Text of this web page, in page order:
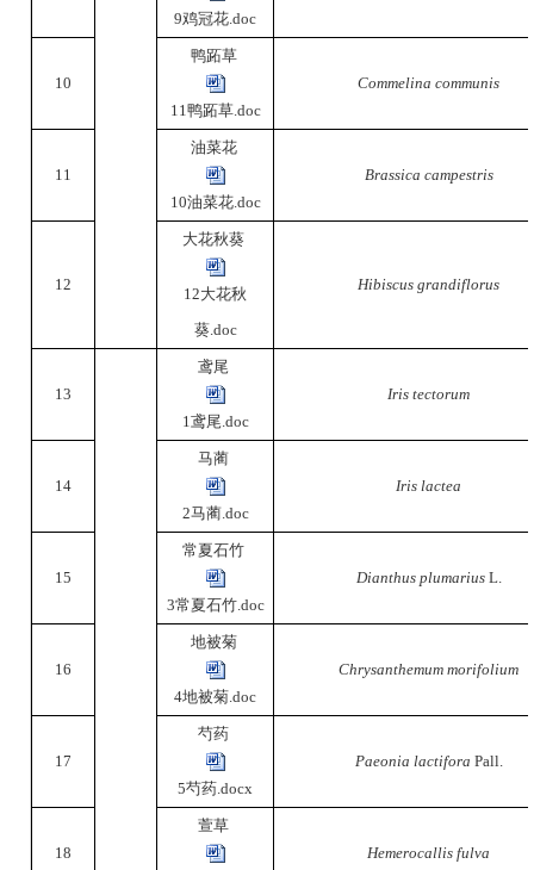
9鸡冠花.doc
10
鸭跖草
11鸭跖草.doc
Commelina communis
11
油菜花
10油菜花.doc
Brassica campestris
12
大花秋葵
12大花秋
葵.doc
Hibiscus grandiflorus
13
鸢尾
1鸢尾.doc
Iris tectorum
14
马蔺
2马蔺.doc
Iris lactea
15
常夏石竹
3常夏石竹.doc
Dianthus plumarius L.
16
地被菊
4地被菊.doc
Chrysanthemum morifolium
17
芍药
5芍药.docx
Paeonia lactifora Pall.
18
萱草
Hemerocallis fulva